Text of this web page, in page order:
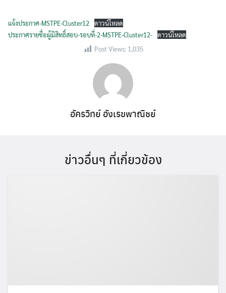
แจ้งประกาศ-MSTPE-Cluster12
ดาวน์โหลด
ประกาศรายชื่อผู้มิสิทธิ์สอบ-รอบที่-2-MSTPE-Cluster12- ดาวน์โหลด
Post Views: 1,035
อัครวิทย์ อังเรขพาณิชย์
ข่าวอื่นๆ ที่เกี่ยวข้อง